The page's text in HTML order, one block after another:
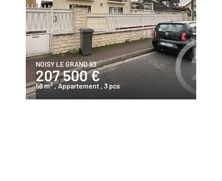
NOISY LE GRAND 93
207 500 €
58 m2 , Appartement , 3 pcs